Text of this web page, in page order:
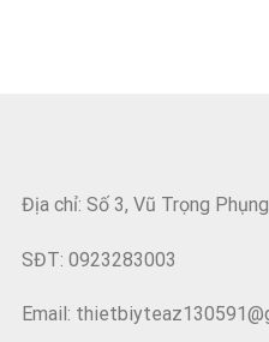
Địa chỉ: Số 3, Vũ Trọng
SĐT: 0923283003
Email: